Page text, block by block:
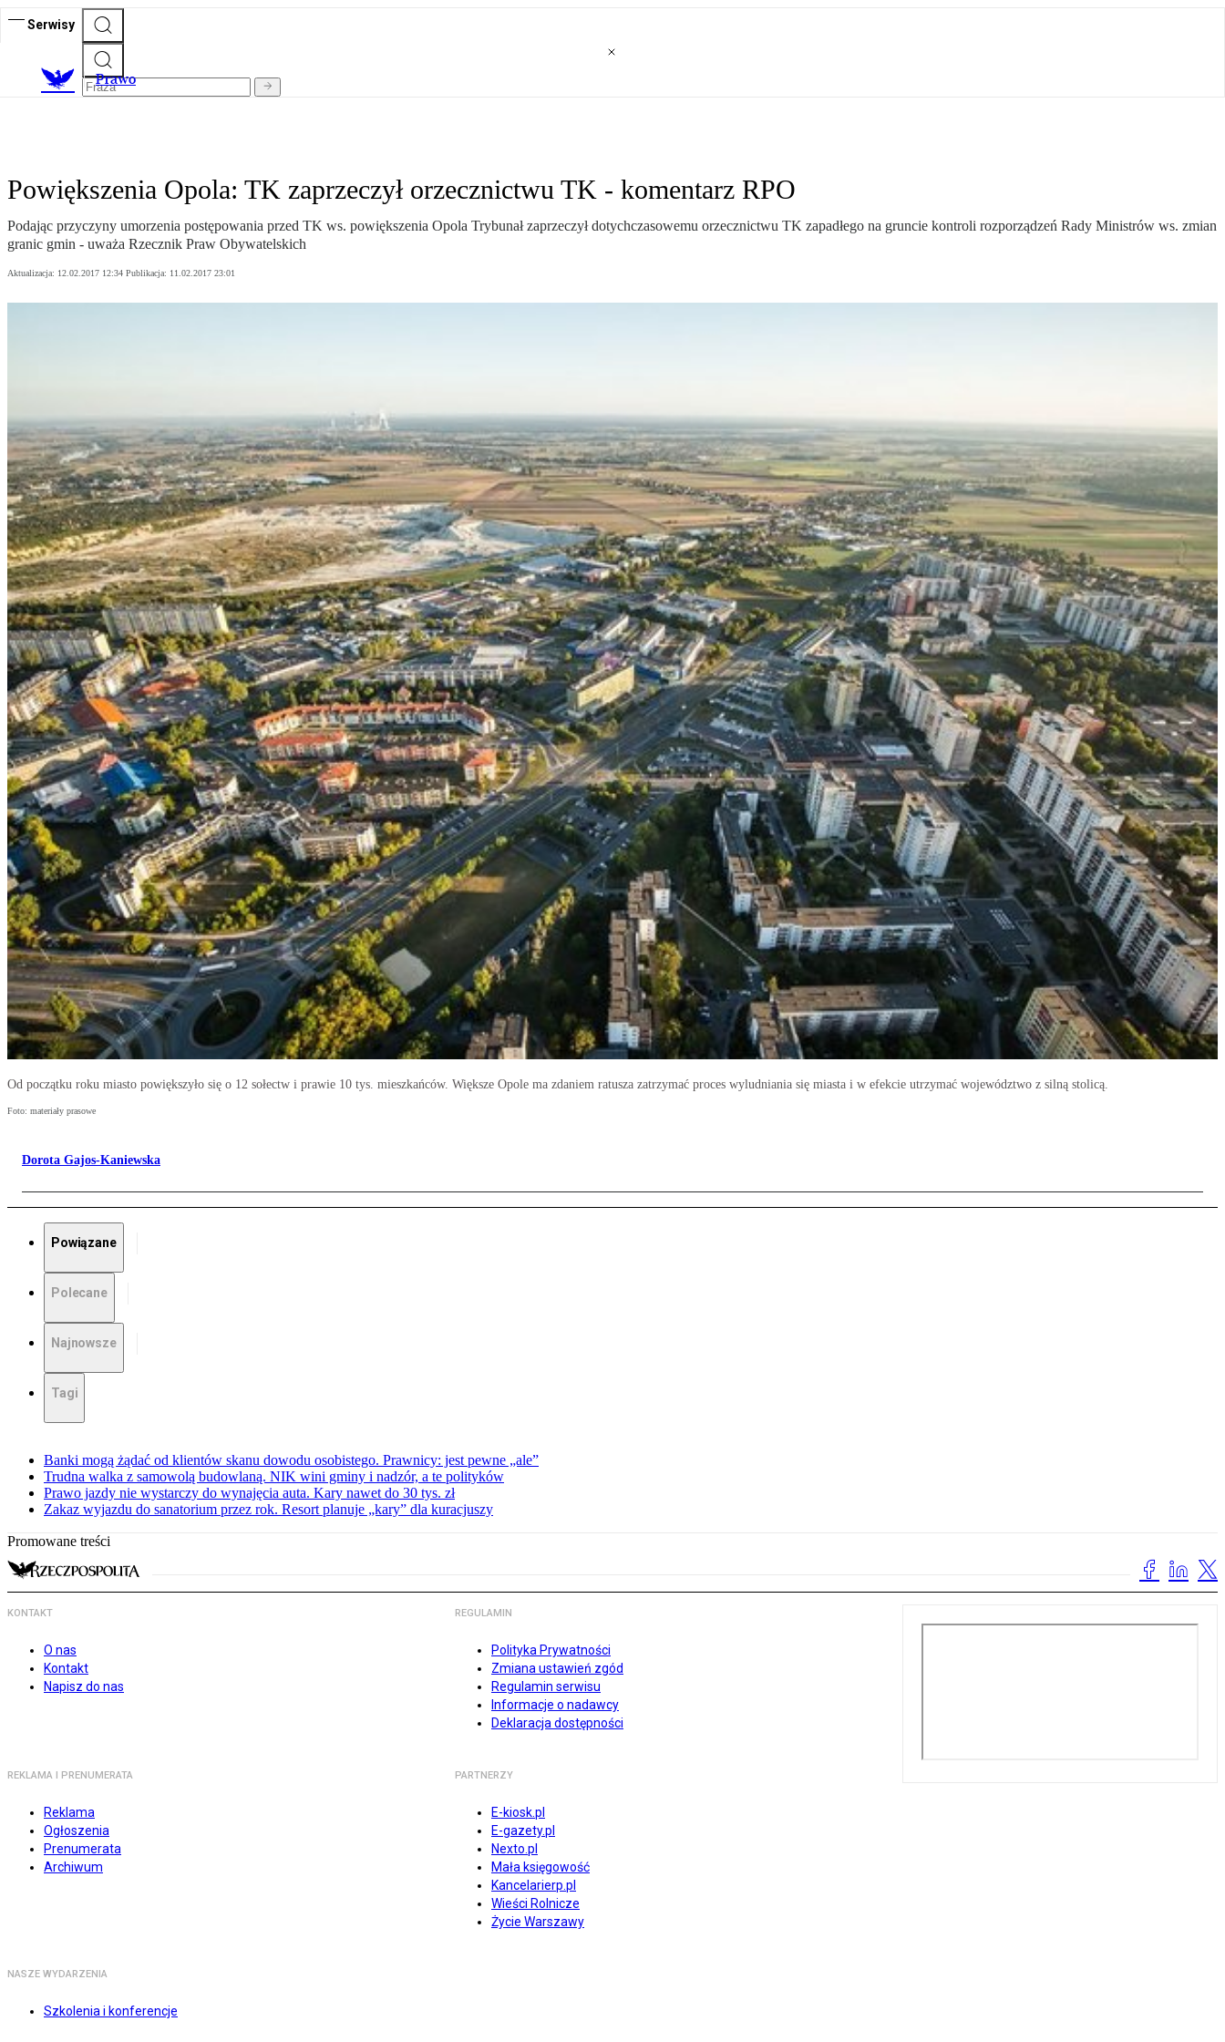
Serwisy
Prawo
Powiększenia Opola: TK zaprzeczył orzecznictwu TK - komentarz RPO
Podając przyczyny umorzenia postępowania przed TK ws. powiększenia Opola Trybunał zaprzeczył dotychczasowemu orzecznictwu TK zapadłego na gruncie kontroli rozporządzeń Rady Ministrów ws. zmian
granic gmin - uważa Rzecznik Praw Obywatelskich
Aktualizacja: 12.02.2017 12:34 Publikacja: 11.02.2017 23:01
Od początku roku miasto powiększyło się o 12 sołectw i prawie 10 tys. mieszkańców. Większe Opole ma zdaniem ratusza zatrzymać proces wyludniania się miasta i w efekcie utrzymać województwo z silną stolicą.
Foto: materiały prasowe
Dorota Gajos-Kaniewska
Powiązane
Polecane
Najnowsze
Tagi
Banki mogą żądać od klientów skanu dowodu osobistego. Prawnicy: jest pewne „ale”
Trudna walka z samowolą budowlaną. NIK wini gminy i nadzór, a te polityków
Prawo jazdy nie wystarczy do wynajęcia auta. Kary nawet do 30 tys. zł
Zakaz wyjazdu do sanatorium przez rok. Resort planuje „kary” dla kuracjuszy
Promowane treści
KONTAKT
O nas
Kontakt
Napisz do nas
REGULAMIN
Polityka Prywatności
Zmiana ustawień zgód
Regulamin serwisu
Informacje o nadawcy
Deklaracja dostępności
REKLAMA I PRENUMERATA
Reklama
Ogłoszenia
Prenumerata
Archiwum
PARTNERZY
E-kiosk.pl
E-gazety.pl
Nexto.pl
Mała księgowość
Kancelarierp.pl
Wieści Rolnicze
Życie Warszawy
NASZE WYDARZENIA
Szkolenia i konferencje